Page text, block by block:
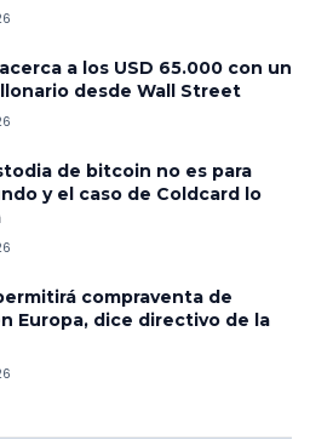
a los USD 65.000 con un
desde Wall Street
de bitcoin no es para
y el caso de Coldcard lo
compraventa de
Europa, dice directivo de la